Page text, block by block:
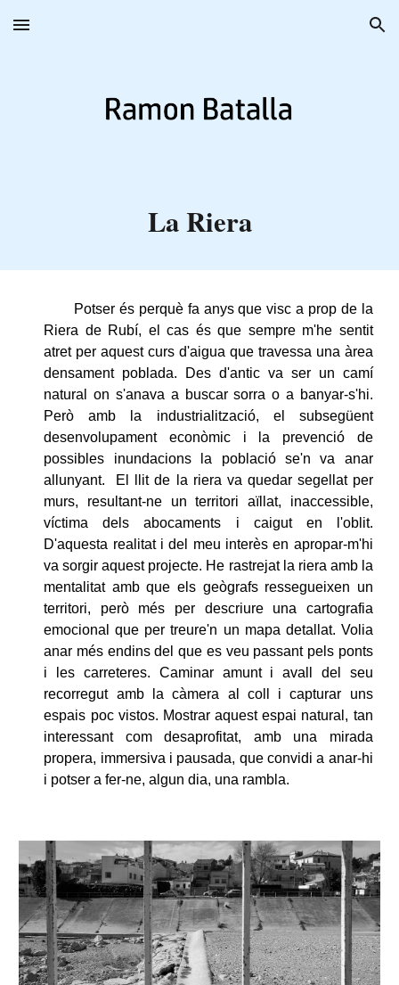
Skip to main content Skip to navigation
La Riera
Potser és perquè fa anys que visc a prop de la
Riera de Rubí, el cas és que sempre m'he sentit
atret per aquest curs d'aigua que travessa una àrea
densament poblada. Des d'antic va ser un camí
natural on s'anava a buscar sorra o a banyar-s'hi.
Però amb la industrialització, el subsegüent
desenvolupament econòmic i la prevenció de
possibles inundacions la població se'n va anar
allunyant. El llit de la riera va quedar segellat per
murs, resultant-ne un territori aïllat, inaccessible,
víctima dels abocaments i caigut en l'oblit.
D'aquesta realitat i del meu interès en apropar-m'hi
va sorgir aquest projecte. He rastrejat la riera amb la
mentalitat amb que els geògrafs ressegueixen un
territori, però més per descriure una cartografia
emocional que per treure'n un mapa detallat. Volia
anar més endins del que es veu passant pels ponts
i les carreteres. Caminar amunt i avall del seu
recorregut amb la càmera al coll i capturar uns
espais poc vistos. Mostrar aquest espai natural, tan
interessant com desaprofitat, amb una mirada
propera, immersiva i pausada, que convidi a anar-hi
i potser a fer-ne, algun dia, una rambla.